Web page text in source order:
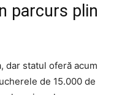
parcurs plin
dar statul oferă acum
de 15.000 de